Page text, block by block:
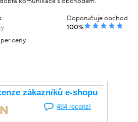
Doporučuje obchod
100%
ceny